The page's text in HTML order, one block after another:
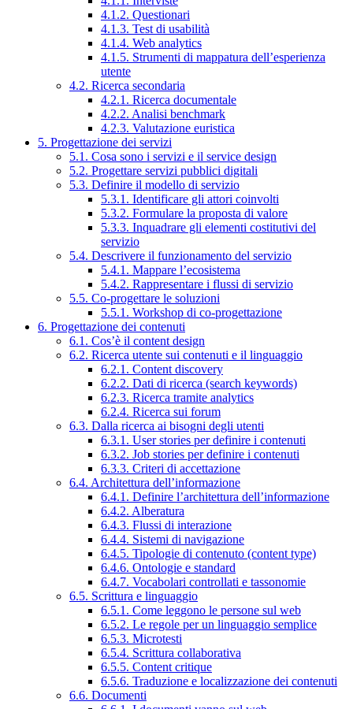
4.1.2. Questionari
4.1.3. Test di usabilità
4.1.4. Web analytics
4.1.5. Strumenti di mappatura dell’esperienza
utente
4.2. Ricerca secondaria
4.2.1. Ricerca documentale
4.2.2. Analisi benchmark
4.2.3. Valutazione euristica
5. Progettazione dei servizi
5.1. Cosa sono i servizi e il service design
5.2. Progettare servizi pubblici digitali
5.3. Definire il modello di servizio
5.3.1. Identificare gli attori coinvolti
5.3.2. Formulare la proposta di valore
5.3.3. Inquadrare gli elementi costitutivi del
servizio
5.4. Descrivere il funzionamento del servizio
5.4.1. Mappare l’ecosistema
5.4.2. Rappresentare i flussi di servizio
5.5. Co-progettare le soluzioni
5.5.1. Workshop di co-progettazione
6. Progettazione dei contenuti
6.1. Cos’è il content design
6.2. Ricerca utente sui contenuti e il linguaggio
6.2.1. Content discovery
6.2.2. Dati di ricerca (search keywords)
6.2.3. Ricerca tramite analytics
6.2.4. Ricerca sui forum
6.3. Dalla ricerca ai bisogni degli utenti
6.3.1. User stories per definire i contenuti
6.3.2. Job stories per definire i contenuti
6.3.3. Criteri di accettazione
6.4. Architettura dell’informazione
6.4.1. Definire l’architettura dell’informazione
6.4.2. Alberatura
6.4.3. Flussi di interazione
6.4.4. Sistemi di navigazione
6.4.5. Tipologie di contenuto (content type)
6.4.6. Ontologie e standard
6.4.7. Vocabolari controllati e tassonomie
6.5. Scrittura e linguaggio
6.5.1. Come leggono le persone sul web
6.5.2. Le regole per un linguaggio semplice
6.5.3. Microtesti
6.5.4. Scrittura collaborativa
6.5.5. Content critique
6.5.6. Traduzione e localizzazione dei contenuti
6.6. Documenti